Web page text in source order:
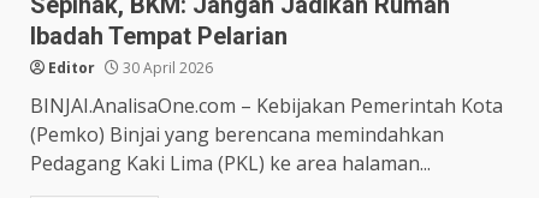
Ibadah Tempat Pelarian
Editor 30 April 2026
BINJAI.AnalisaOne.com – Kebijakan Pemerintah Kota
(Pemko) Binjai yang berencana memindahkan
Pedagang Kaki Lima (PKL) ke area halaman...